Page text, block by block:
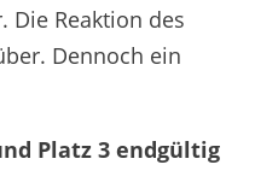
Die Reaktion des
Dennoch ein
Platz 3 endgültig